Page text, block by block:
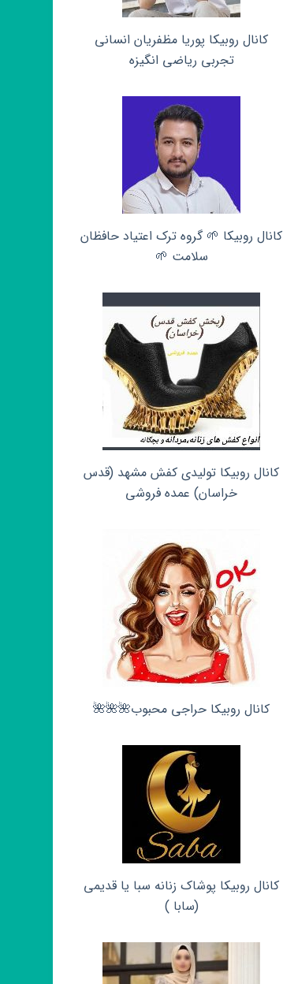
کانال روبیکا پوریا مظفریان انسانی
تجربی ریاضی انگیزه
کانال روبیکا 🌱 گروه ترک اعتیاد حافظان
سلامت 🌱
کانال روبیکا تولیدی کفش مشهد (قدس
خراسان) عمده فروشی
کانال روبیکا حراجی محبوب🌺🌺🌺
کانال روبیکا پوشاک زنانه سبا یا قدیمی
(سابا )